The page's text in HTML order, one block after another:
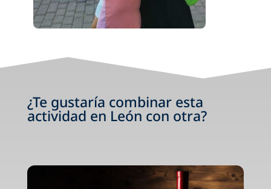
¿Te gustaría combinar esta
actividad en León con otra?